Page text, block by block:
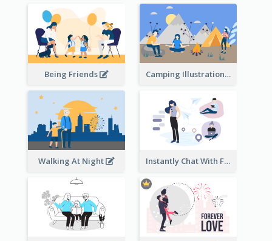
Being Friends Camping Illustration
Walking At Night Instantly Chat With Friends Illustration